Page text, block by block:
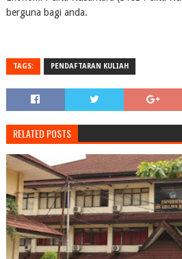
berguna bagi anda.
TAGS: PENDAFTARAN KULIAH
RELATED POSTS